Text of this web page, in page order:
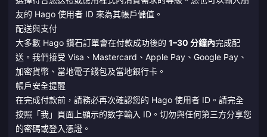
友的 Hago 使用者 ID 來為其帳戶儲值。
配送與支付
大多數 Hago 鑽石訂單會在付款成功後的 1–30 分鐘內完成配
送。我們接受 Visa、Mastercard、Apple Pay、Google Pay、
加密貨幣、當地電子錢包及當地銀行卡。
帳戶安全提醒
在完成付款前，請務必再次確認您的 Hago 使用者 ID。請完全
按照「我」頁面上顯示的數字輸入 ID。切勿與任何第三方分享您
的密碼或登入憑證。